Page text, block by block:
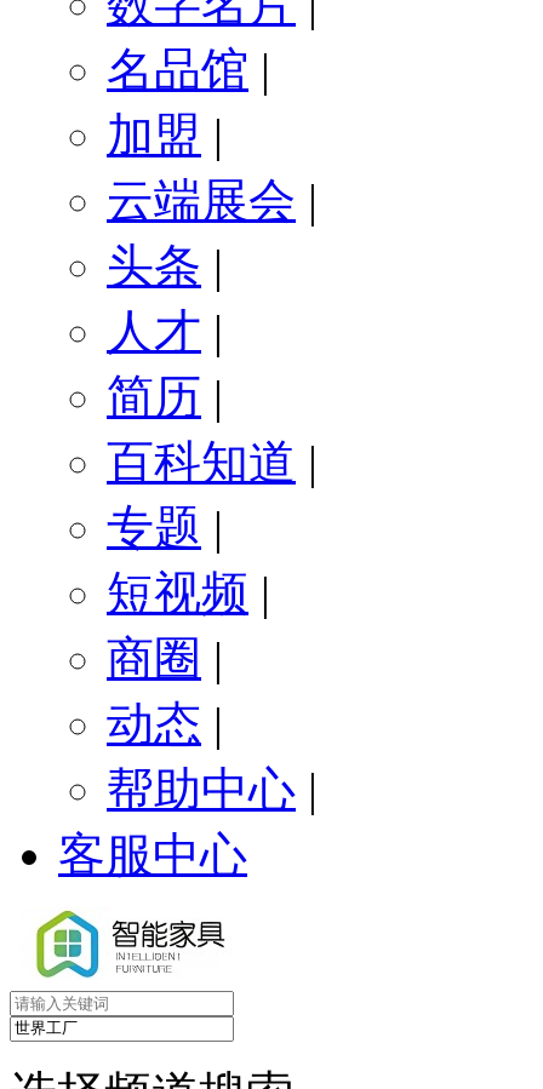
名品馆 |
加盟 |
云端展会 |
头条 |
人才 |
简历 |
百科知道 |
专题 |
短视频 |
商圈 |
动态 |
帮助中心 |
客服中心